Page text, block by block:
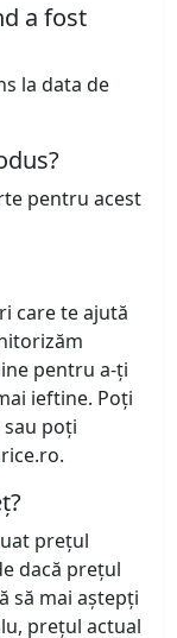
a fost
la data de
pentru acest
care te ajută
pentru a-ți
ieftine. Poți
poți
prețul
dacă prețul
să mai aștepți
prețul actual